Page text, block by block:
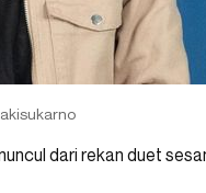
dari rekan duet